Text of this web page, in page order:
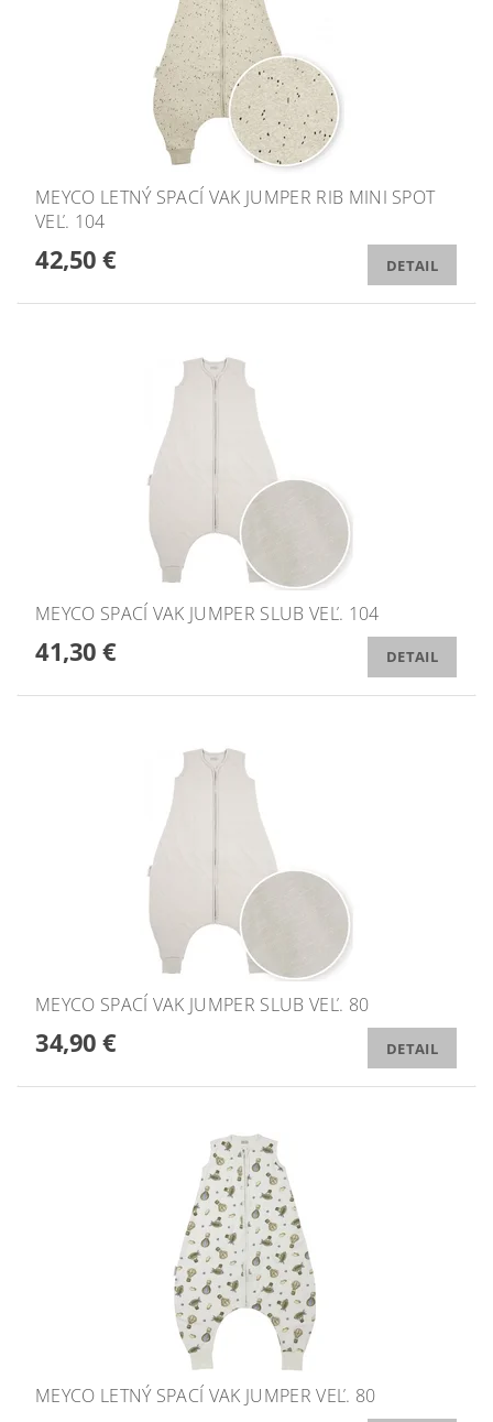
MEYCO LETNÝ SPACÍ VAK JUMPER RIB MINI SPOT
VEĽ. 104
42,50 € DETAIL
MEYCO SPACÍ VAK JUMPER SLUB VEĽ. 104
41,30 € DETAIL
MEYCO SPACÍ VAK JUMPER SLUB VEĽ. 80
34,90 € DETAIL
MEYCO LETNÝ SPACÍ VAK JUMPER VEĽ. 80